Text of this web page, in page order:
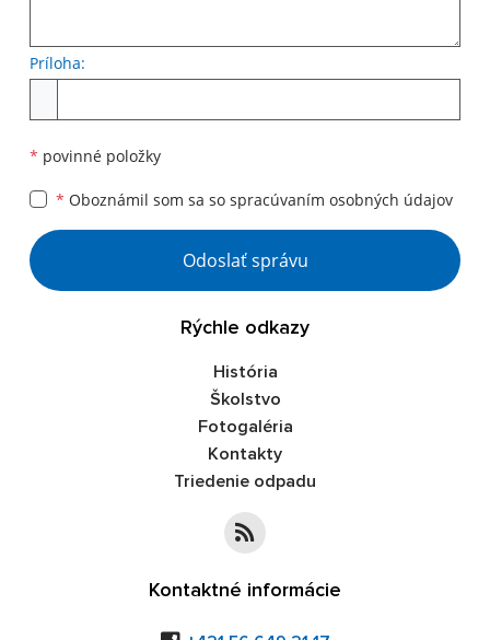
Príloha:
* povinné položky
* Oboznámil som sa so spracúvaním osobných údajov
Google reCaptcha Response
Odoslať správu
Rýchle odkazy
História
Školstvo
Fotogaléria
Kontakty
Triedenie odpadu
Kontaktné informácie